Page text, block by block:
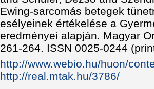
Ewing-sarcomás betegek
esélyeinek értékelése a
eredményei alapján. Magyar
261-264. ISSN 0025-0244
http://www.webio.hu/huon/
http://real.mtak.hu/3786/